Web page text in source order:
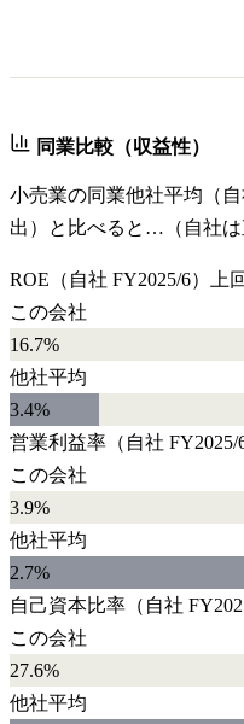
同業比較（収益性）
小売業の同業他社平均（
出）と比べると…（自社は
ROE （自社 FY2025/6）
上
この会社
16.7%
他社平均
3.4%
営業利益率 （自社 FY2025/
この会社
3.9%
他社平均
2.7%
自己資本比率 （自社
この会社
27.6%
他社平均